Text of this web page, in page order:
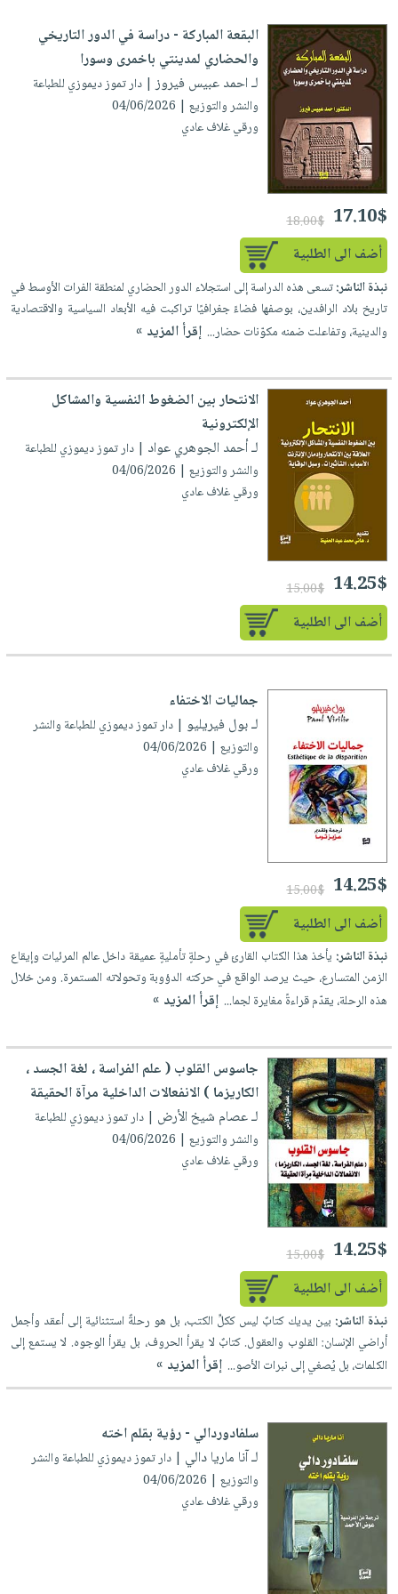
بالأسنان
الحمية
والتغذية
أدوات
المائدة
الأوعية
والتخزين
أدوات
المطبخ
مبيعاً
العودة
للمدارس
اكسسوارات
كتب
اكسسوارات
منزلية
اكسسوارات
ملابس
مطرزات
حقائب
حلي
بالذات
صابون
أطفال
مناسبات
مجاني
بنود
اشتراكات
كل
الاشتراكات
صندوق
القراءة
iKitab
حدود
بحث
متقدم
نيل
وفرات
عن
الشركة
الشركة
فيديوهات
أسئلة
يتكرر
طرحها
خدمات
نيل
وفرات
انشر
كتابك
تواصل
حسابك
الأمنيات
عربة
التسوق
نشرة
الإصدارات
البقعة المباركة - دراسة في الدور التاريخي
والحضاري لمدينتي باخمرى وسورا
لـ احمد عبيس فيروز| دار تموز ديموزي للطباعة
والنشر والتوزيع | 04/06/2026
ورقي غلاف عادي
17.10$
18.00$
أضف الى الطلبية
نبذة الناشر:تسعى هذه الدراسة إلى استجلاء الدور الحضاري لمنطقة الفرات الأوسط في
تاريخ بلاد الرافدين، بوصفها فضاءً جغرافيًا تراكبت فيه الأبعاد السياسية والاقتصادية
والدينية، وتفاعلت ضمنه مكوّنات حضار... إقرأ المزيد »
الانتحار بين الضغوط النفسية والمشاكل
الإلكترونية
لـ أحمد الجوهري عواد | دار تموز ديموزي للطباعة
والنشر والتوزيع | 04/06/2026
ورقي غلاف عادي
14.25$
15.00$
أضف الى الطلبية
جماليات الاختفاء
لـ بول فيريليو | دار تموز ديموزي للطباعة والنشر
والتوزيع | 04/06/2026
ورقي غلاف عادي
14.25$
15.00$
أضف الى الطلبية
نبذة الناشر: يأخذ هذا الكتاب القارئ في رحلةٍ تأمليةٍ عميقة داخل عالم المرئيات وإيقاع
الزمن المتسارع، حيث يرصد الواقع في حركته الدؤوبة وتحولاته المستمرة. ومن خلال
هذه الرحلة، يقدّم قراءةً مغايرة لجما... إقرأ المزيد »
جاسوس القلوب ( علم الفراسة ، لغة الجسد ،
الكاريزما ) الانفعالات الداخلية مرآة الحقيقة
لـ عصام شيخ الأرض | دار تموز ديموزي للطباعة
والنشر والتوزيع | 04/06/2026
ورقي غلاف عادي
14.25$
15.00$
أضف الى الطلبية
نبذة الناشر: بين يديك كتابٌ ليس ككلِّ الكتب، بل هو رحلةٌ استثنائية إلى أعقد وأجمل
أراضي الإنسان: القلوب والعقول. كتابٌ لا يقرأ الحروف، بل يقرأ الوجوه. لا يستمع إلى
الكلمات، بل يُصغي إلى نبرات الأصو... إقرأ المزيد »
سلفادوردالي - رؤية بقلم اخته
لـ آنا ماريا دالي | دار تموز ديموزي للطباعة والنشر
والتوزيع | 04/06/2026
ورقي غلاف عادي